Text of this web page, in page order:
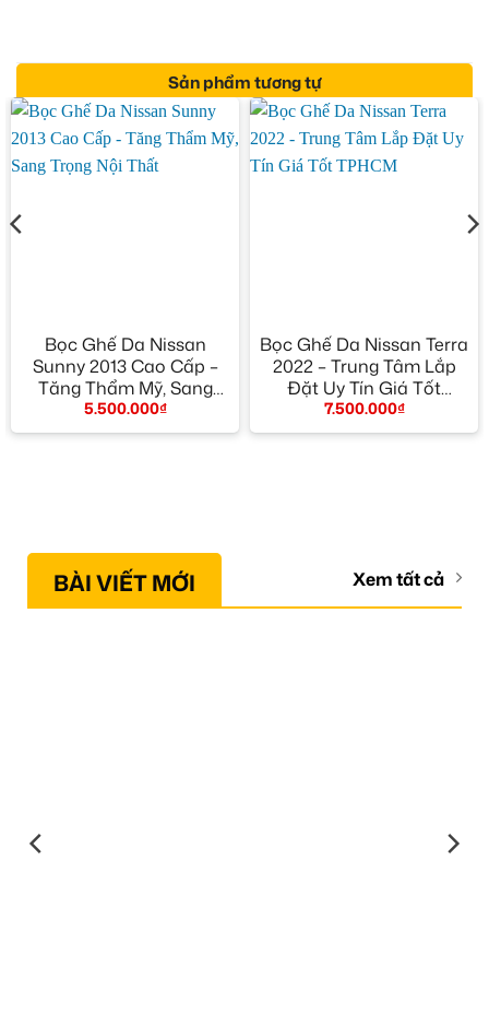
Sản phẩm tương tự
Bọc Ghế Da Nissan
Sunny 2013 Cao Cấp –
Tăng Thẩm Mỹ, Sang
Trọng Nội Thất
5.500.000₫
Bọc Ghế Da Nissan Terra
2022 – Trung Tâm Lắp
Đặt Uy Tín Giá Tốt
TPHCM
7.500.000₫
BÀI VIẾT MỚI Xem tất cả